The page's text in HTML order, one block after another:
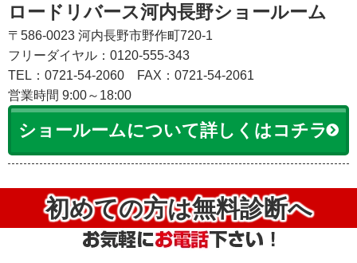
ロードリバース河内長野ショールーム
〒586-0023 河内長野市野作町720-1
フリーダイヤル：0120-555-343
TEL：0721-54-2060
FAX：0721-54-2061
営業時間 9:00～18:00
ショールームについて詳しくはコチラ
初めての方は無料診断へ